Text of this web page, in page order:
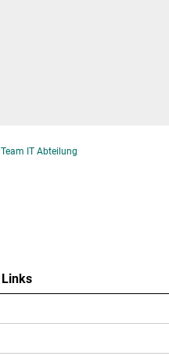
Team IT Abteilung
Links